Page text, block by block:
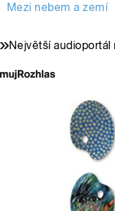
Mezi nebem a zemí
Největší